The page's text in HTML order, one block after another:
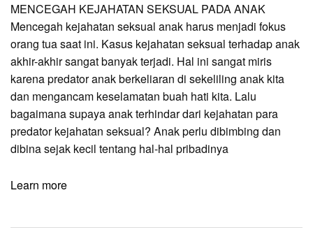
MENCEGAH KEJAHATAN SEKSUAL PADA ANAK
Mencegah kejahatan seksual anak harus menjadi fokus
orang tua saat ini. Kasus kejahatan seksual terhadap anak
akhir-akhir sangat banyak terjadi. Hal ini sangat miris
karena predator anak berkeliaran di sekeliling anak kita
dan mengancam keselamatan buah hati kita. Lalu
bagaimana supaya anak terhindar dari kejahatan para
predator kejahatan seksual? Anak perlu dibimbing dan
dibina sejak kecil tentang hal-hal pribadinya
Learn more